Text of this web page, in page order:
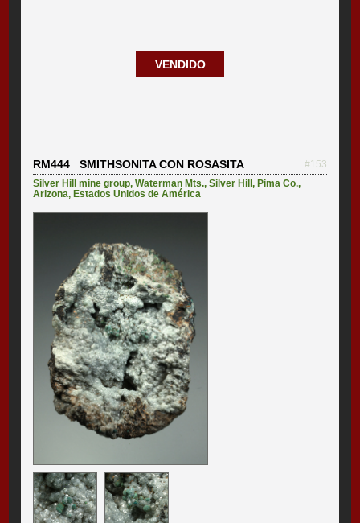
VENDIDO
RM444 SMITHSONITA CON ROSASITA
#153
Silver Hill mine group,Waterman Mts.,Silver Hill,Pima Co.,
Arizona,Estados Unidos de América